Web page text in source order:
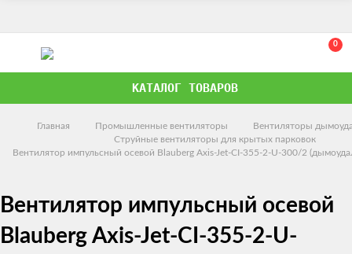
0
КАТАЛОГ ТОВАРОВ
Главная Промышленные вентиляторы
Вентиляторы
Струйные вентиляторы для крытых парковок
Вентилятор импульсный осевой Blauberg Axis-Jet-CI-355-2-U-300/2
Вентилятор импульсный осевой
Blauberg Axis-Jet-CI-355-2-U-